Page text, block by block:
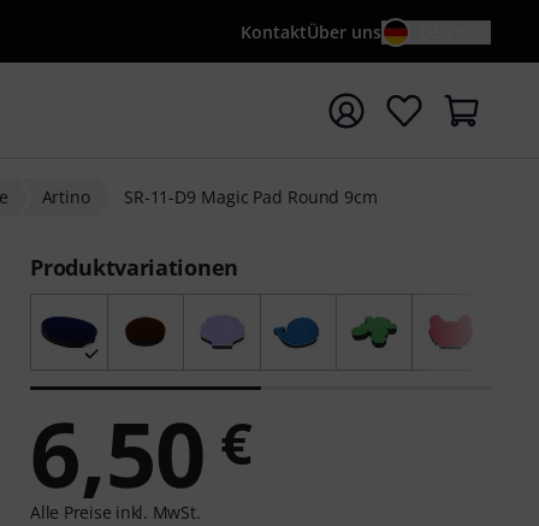
KontaktÜber uns
mit Suchwort {searchTerm} starten
Artino SR-11-D9 Magic Pad Round 9cm
Produktvariationen
6,50 €
Alle Preise inkl. MwSt.